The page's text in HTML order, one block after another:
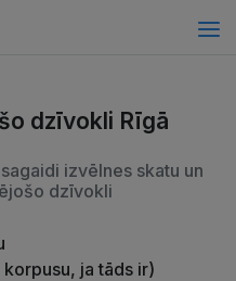
dzīvokli Rīgā
izvēlnes skatu un
dzīvokli
ja tāds ir)